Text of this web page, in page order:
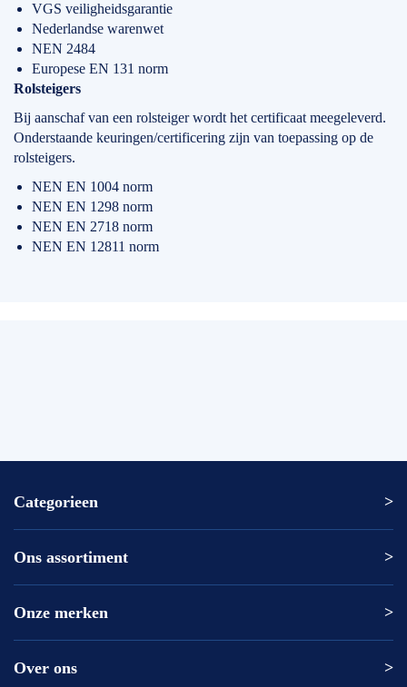
VGS veiligheidsgarantie
Nederlandse warenwet
NEN 2484
Europese EN 131 norm
Rolsteigers
Bij aanschaf van een rolsteiger wordt het certificaat meegeleverd.
Onderstaande keuringen/certificering zijn van toepassing op de
rolsteigers.
NEN EN 1004 norm
NEN EN 1298 norm
NEN EN 2718 norm
NEN EN 12811 norm
Categorieen
Altrex ladder
Altrex trap
Altrex kamersteiger
Rolsteiger kopen
Kamersteiger kopen
Ons assortiment
Altrex
ASC
DAS
Onze merken
Altrex
Over ons